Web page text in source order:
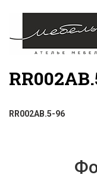
RR002AB.5-96